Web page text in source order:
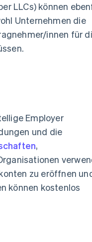
LLCs) können
Unternehmen die
innen für
Employer
und die
,
zu eröffnen
können kostenlos